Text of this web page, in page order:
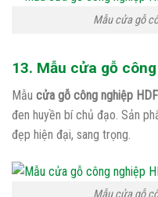
Mẫu cửa gỗ
13. Mẫu cửa gỗ
Mẫu cửa gỗ công nghiệp HDF
đen huyền bí chủ đạo. Sản
đẹp hiện đại, sang trọng.